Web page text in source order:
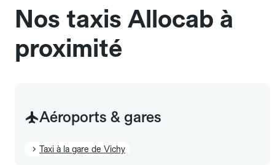
Nos taxis Allocab à
proximité
Aéroports & gares
Taxi à la gare de Vichy